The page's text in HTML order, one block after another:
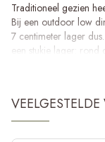
Traditioneel gezien
Bij een outdoor low
7 centimeter lager
een stukje lager:
vaak wat dieper en
heerlijk in onderuit
blijven zitten tot het